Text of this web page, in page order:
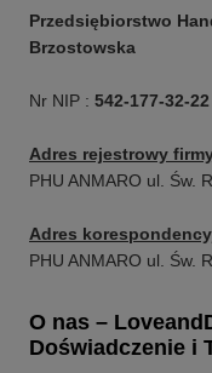
Przedsiębiorstwo
Brzostowska
Nr NIP : 542-177-32-22
Adres rejestrowy
PHU ANMARO ul. Św.
Adres
PHU ANMARO ul. Św.
O nas –
Doświadczenie i